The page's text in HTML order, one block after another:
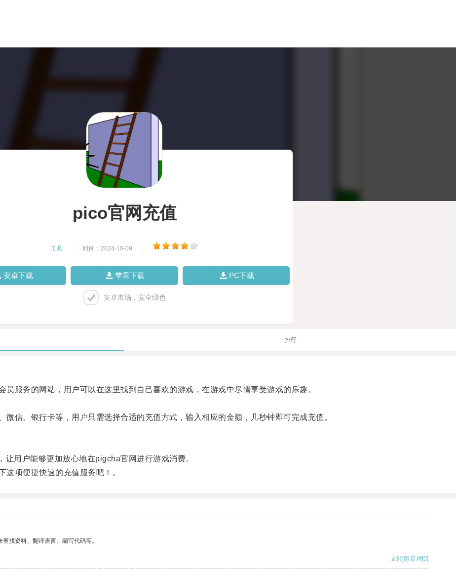
pico官网充值
工具 时间：2024-10-09
安卓下载 苹果下载 PC下载
安卓市场，安全绿色
排行
务的网站，用户可以在这里找到自己喜欢的游戏，在游戏中尽情享受游戏的乐趣。
、银行卡等，用户只需选择合适的充值方式，输入相应的金额，几秒钟即可完成充值。
用户能够更加放心地在pigcha官网进行游戏消费。
项便捷快速的充值服务吧！。
找资料、翻译语言、编写代码等。
支持[0] 反对[0]